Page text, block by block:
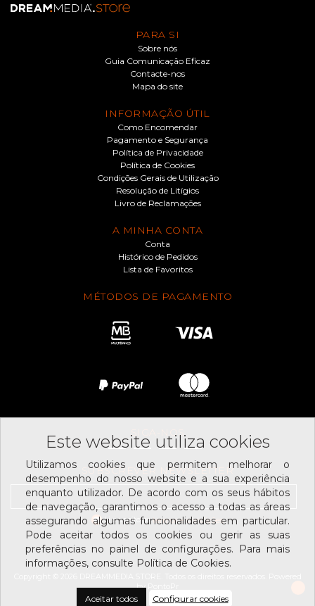
PARA SI
Sobre nós
Guia Comunicação Eficaz
Contacte-nos
Mapa do site
INFORMAÇÃO ÚTIL
Como Encomendar
Pagamento e Segurança
Política de Privacidade
Política de Cookies
Condições Gerais de Utilização
Resolução de Litígios
Livro de Reclamações
A MINHA CONTA
Conta
Histórico de Pedidos
Lista de Favoritos
MÉTODOS DE PAGAMENTO
SIGA-NOS
SUBSCREVER NEWSLETTER
Li e aceito ostermos e condições
by
Este website utiliza cookies
Utilizamos cookies que permitem melhorar o
desempenho do nosso website e a sua experiência
enquanto utilizador. De acordo com os seus hábitos
de navegação, garantimos o acesso a todas as áreas
assegurando algumas funcionalidades em particular.
Pode aceitar todos os cookies ou gerir as suas
preferências no painel de configurações. Para mais
informações, consulte Política de Cookies.
Aceitar todos Configurar cookies